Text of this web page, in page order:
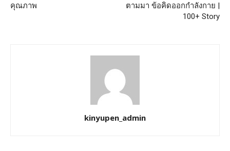
คุณภาพ
ตามมา ข้อคิดออกกำลังกาย |
100+ Story
kinyupen_admin